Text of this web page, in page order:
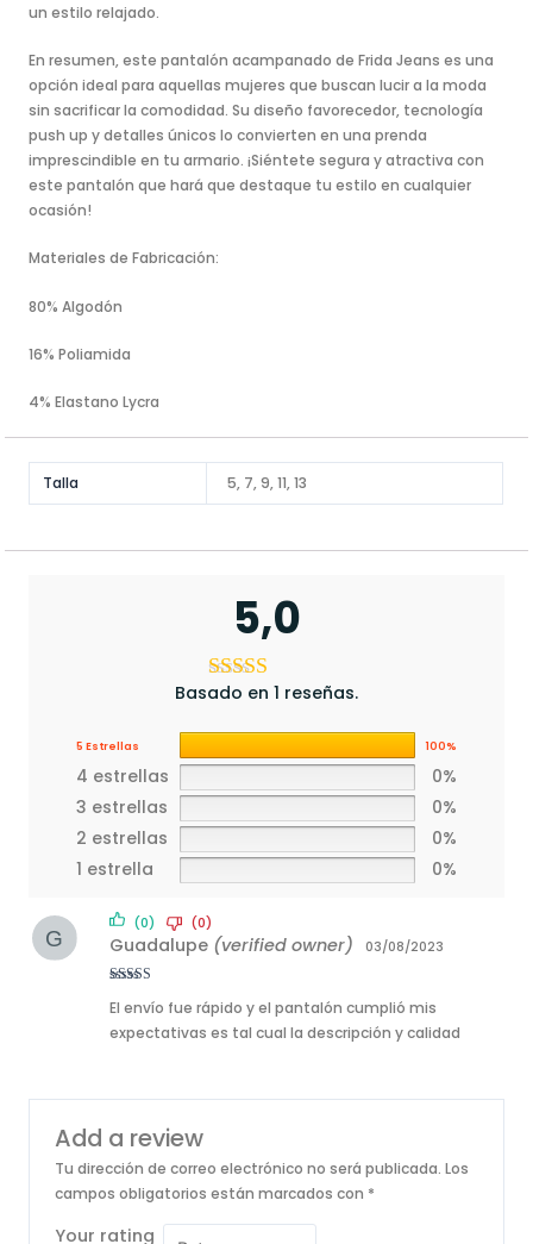
un estilo relajado.
En resumen, este pantalón acampanado de Frida Jeans es una
opción ideal para aquellas mujeres que buscan lucir a la moda
sin sacrificar la comodidad. Su diseño favorecedor, tecnología
push up y detalles únicos lo convierten en una prenda
imprescindible en tu armario. ¡Siéntete segura y atractiva con
este pantalón que hará que destaque tu estilo en cualquier
ocasión!
Materiales de Fabricación:
80% Algodón
16% Poliamida
4% Elastano Lycra
Talla 5, 7, 9, 11, 13
5,0
Basado en 1 reseñas.
5 Estrellas 100%
4 estrellas
0%
3 estrellas
0%
2 estrellas
0%
1 estrella
0%
of 5
Guadalupe (verified owner) 03/08/2023
El envío fue rápido y el pantalón cumplió mis
expectativas es tal cual la descripción y calidad
(0) (0)
Add a review
Tu dirección de correo electrónico no será publicada. Los
campos obligatorios están marcados con *
Your rating